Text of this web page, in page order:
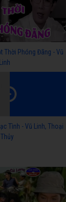
Thời Phóng Đãng - Vũ
Tình - Vũ Linh, Thoại